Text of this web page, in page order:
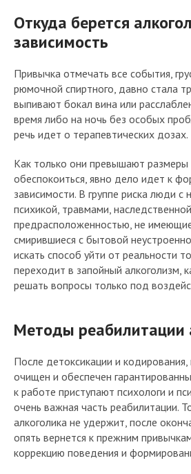
Откуда берется
зависимость
Привычка отмечать все события,
рюмочной спиртного, давно стала
выпивают бокал вина или
время либо на ночь без особых
речь идет о терапевтических дозах.
Как только они превышают размеры
обеспокоиться, явно дело идет к
зависимости. В группе риска люди с
психикой, травмами, наследственной
предрасположенностью, не
смирившиеся с бытовой
искать способ уйти от реальности
переходит в запойный алкоголизм,
решать вопросы только под
Методы реабилитации
После детоксикации и кодирования,
очищен и обеспечен
к работе приступают психологи и
очень важная часть реабилитации.
алкоголика не удержит, после
опять вернется к прежним
коррекцию поведения и